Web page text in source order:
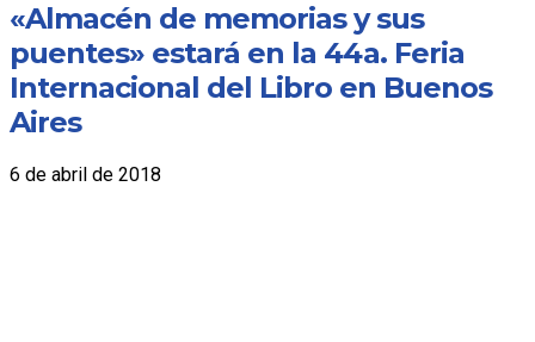
«Almacén de memorias y sus
puentes» estará en la 44a. Feria
Internacional del Libro en Buenos
Aires
6 de abril de 2018